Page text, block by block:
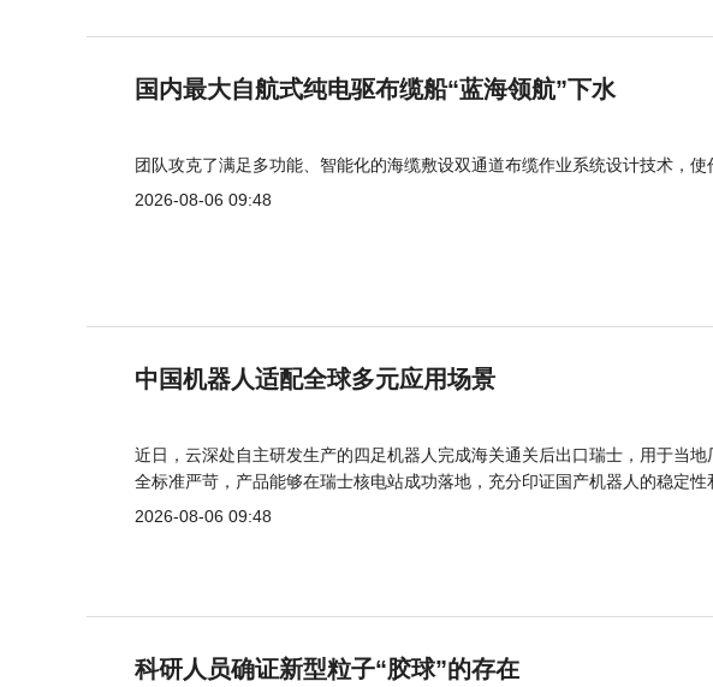
国内最大自航式纯电驱布缆船“蓝海领航”下水
团队攻克了满足多功能、智能化的海缆敷设双通道布缆作业系统设计技术，使
2026-08-06 09:48
中国机器人适配全球多元应用场景
近日，云深处自主研发生产的四足机器人完成海关通关后出口瑞士，用于当
全标准严苛，产品能够在瑞士核电站成功落地，充分印证国产机器人的稳定性
2026-08-06 09:48
科研人员确证新型粒子“胶球”的存在